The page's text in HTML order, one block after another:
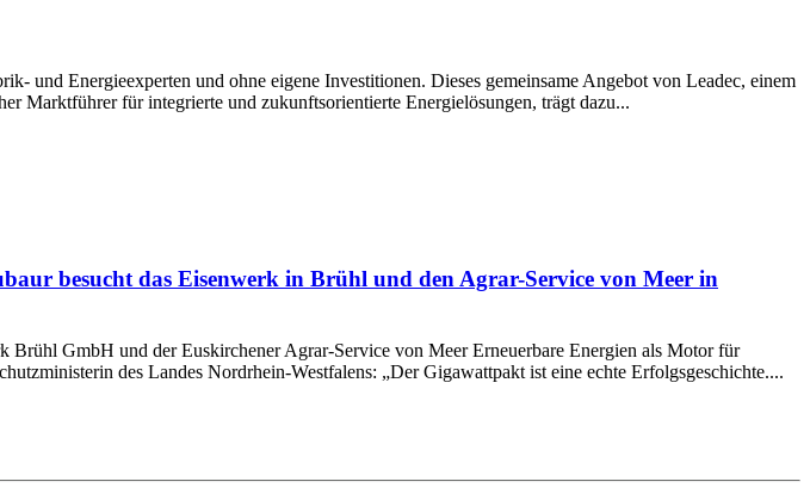
und Energieexperten und ohne eigene Investitionen. Dieses gemeinsame Angebot von Leadec, einem
Marktführer für integrierte und zukunftsorientierte Energielösungen, trägt dazu...
besucht das Eisenwerk in Brühl und den Agrar-Service von Meer in
GmbH und der Euskirchener Agrar-Service von Meer Erneuerbare Energien als Motor für
des Landes Nordrhein-Westfalens: „Der Gigawattpakt ist eine echte Erfolgsgeschichte....